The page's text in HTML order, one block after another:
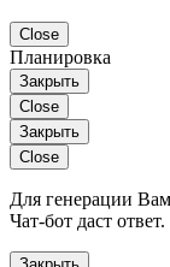
Close
Планировка
Закрыть
Close
Закрыть
Close
Для генерации
Чат-бот даст ответ.